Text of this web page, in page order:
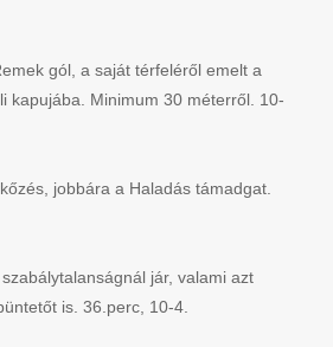
gól, a saját térfeléről emelt a
kapujába. Minimum 30 méterről. 10-
jobbára a Haladás támadgat.
jár, valami azt
is. 36.perc, 10-4.